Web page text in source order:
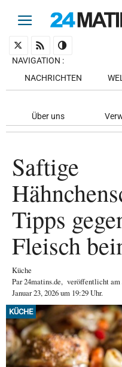
NAVIGATION :
NACHRICHTEN
Über uns
Saftige
Tipps
Fleisch
Küche
Par24matins.de, veröffentlicht am
Januar 23, 2026 um 19:29 Uhr.
KÜCHE